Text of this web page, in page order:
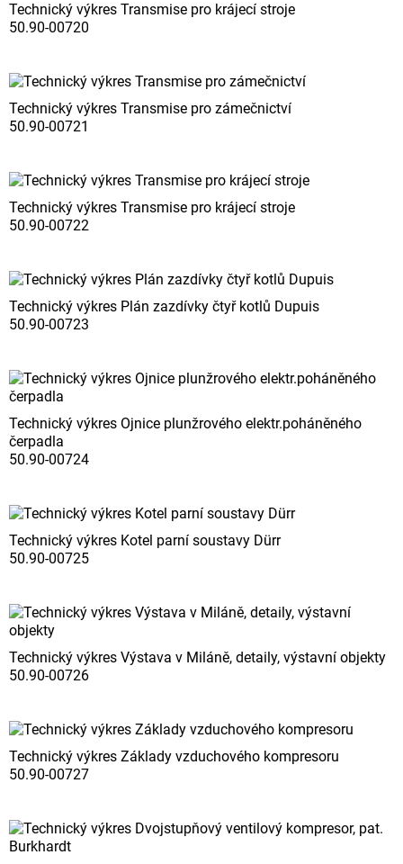
Technický výkres Transmise pro krájecí stroje
50.90-00720
Technický výkres Transmise pro zámečnictví
50.90-00721
Technický výkres Transmise pro krájecí stroje
50.90-00722
Technický výkres Plán zazdívky čtyř kotlů Dupuis
50.90-00723
Technický výkres Ojnice plunžrového elektr.poháněného
čerpadla
50.90-00724
Technický výkres Kotel parní soustavy Dürr
50.90-00725
Technický výkres Výstava v Miláně, detaily, výstavní objekty
50.90-00726
Technický výkres Základy vzduchového kompresoru
50.90-00727